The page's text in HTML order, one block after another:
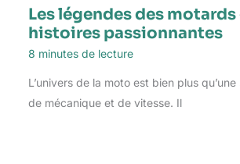
Les légendes des
histoires passionnantes
8 minutes de lecture
L’univers de la moto est bien plus
de mécanique et de vitesse. Il